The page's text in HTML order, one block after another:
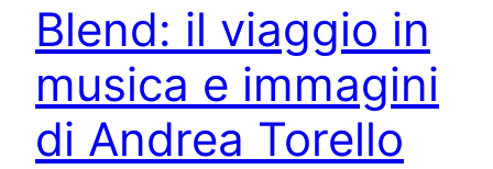
Blend: il viaggio in
musica e immagini
di Andrea Torello